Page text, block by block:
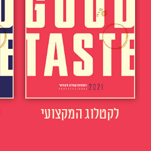
לקטלוג המקצועי